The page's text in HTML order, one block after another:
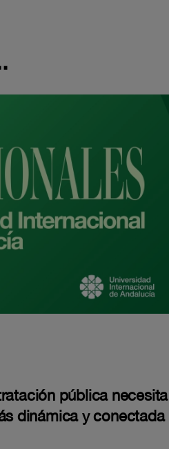
pública necesita
dinámica y conectada